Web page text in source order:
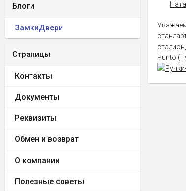
Блоги
ЗамкиДвери
Страницы
Контакты
Документы
Реквизиты
Обмен и возврат
О компании
Полезные советы
Punto